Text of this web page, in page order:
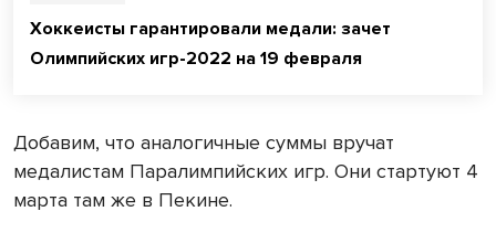
Хоккеисты гарантировали медали: зачет
Олимпийских игр-2022 на 19 февраля
Добавим, что аналогичные суммы вручат
медалистам Паралимпийских игр. Они стартуют 4
марта там же в Пекине.